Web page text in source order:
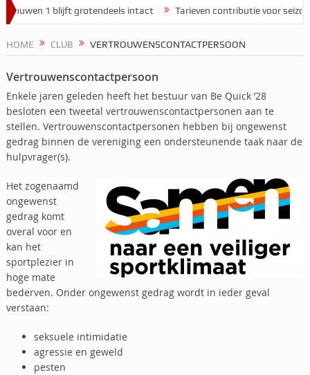
1 blijft grotendeels intact Tarieven contributie voor
HOME CLUB VERTROUWENSCONTACTPERSOON
Vertrouwenscontactpersoon
Enkele jaren geleden heeft het bestuur van Be Quick ’28
besloten een tweetal vertrouwenscontactpersonen aan te
stellen. Vertrouwenscontactpersonen hebben bij ongewenst
gedrag binnen de vereniging een ondersteunende taak naar de
hulpvrager(s).
Het zogenaamd
ongewenst
gedrag komt
overal voor en
kan het
sportplezier in
hoge mate
bederven. Onder ongewenst gedrag wordt in ieder geval
verstaan:
seksuele intimidatie
agressie en geweld
pesten